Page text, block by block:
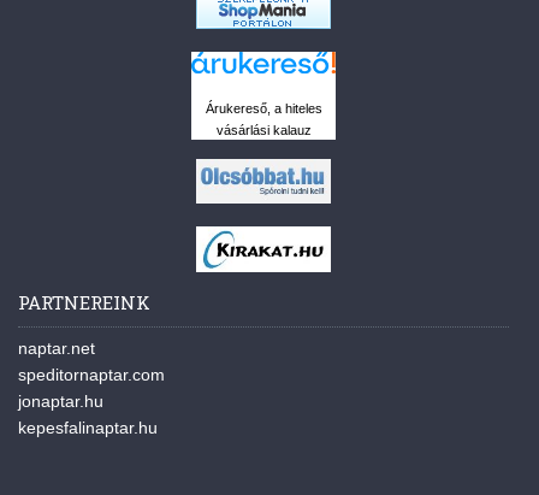
Árukereső, a hiteles
vásárlási kalauz
PARTNEREINK
naptar.net
speditornaptar.com
jonaptar.hu
kepesfalinaptar.hu